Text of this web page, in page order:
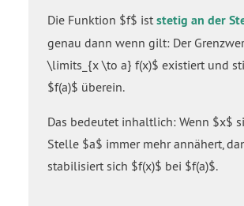
Die Funktion $f$ ist stetig an der
genau dann wenn gilt: Der
\limits_{x \to a} f(x)$ existiert und
$f(a)$ überein.
Das bedeutet inhaltlich: Wenn $x$
Stelle $a$ immer mehr annähert,
stabilisiert sich $f(x)$ bei $f(a)$.